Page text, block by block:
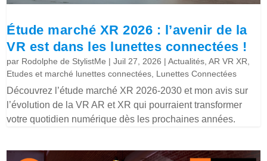
Étude marché XR 2026 : l’avenir de la
VR est dans les lunettes connectées !
par Rodolphe de StylistMe |Juil 27, 2026 |Actualités ,AR VR XR
Etudes et marché lunettes connectées Lunettes Connectées
Découvrez l’étude marché XR 2026-2030 et mon avis sur
l’évolution de la VR AR et XR qui pourraient transformer
votre quotidien numérique dès les prochaines années.